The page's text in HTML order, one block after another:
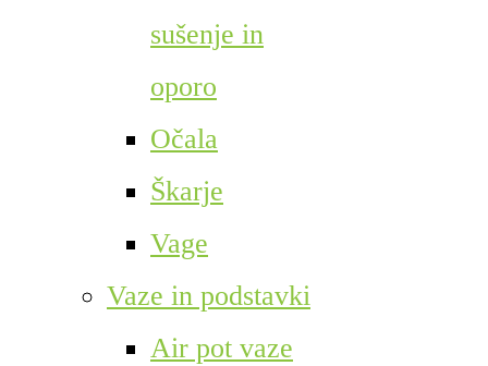
sušenje in
oporo
Očala
Škarje
Vage
Vaze in podstavki
Air pot vaze